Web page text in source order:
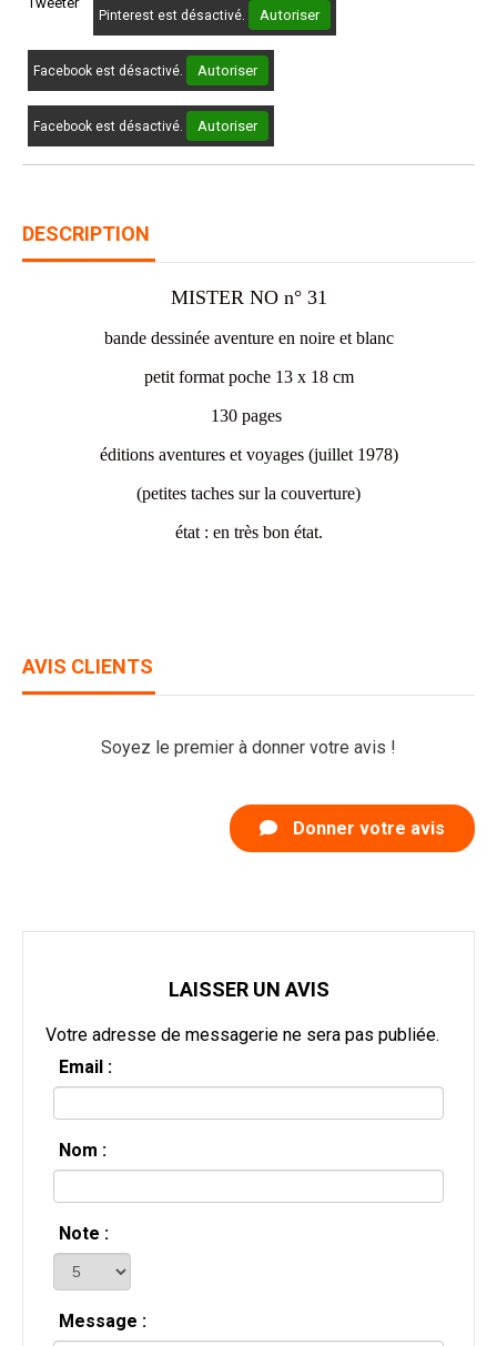
Pinterest est désactivé. Autoriser
Facebook est désactivé. Autoriser
Facebook est désactivé. Autoriser
DESCRIPTION
MISTER NO n° 31
bande dessinée aventure en noire et blanc
petit format poche 13 x 18 cm
130 pages
éditions aventures et voyages (juillet 1978)
(petites taches sur la couverture)
état : en très bon état.
AVIS CLIENTS
Soyez le premier à donner votre avis !
Donner votre avis
LAISSER UN AVIS
Votre adresse de messagerie ne sera pas publiée.
Email :
Nom :
Note :
Message :